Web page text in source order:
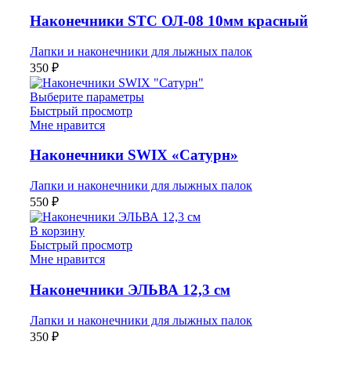
Наконечники STC ОЛ-08 10мм красный
Лапки и наконечники для лыжных палок
350 ₽
Выберите параметры
Быстрый просмотр
Мне нравится
Наконечники SWIX «Сатурн»
Лапки и наконечники для лыжных палок
550 ₽
В корзину
Быстрый просмотр
Мне нравится
Наконечники ЭЛЬВА 12,3 см
Лапки и наконечники для лыжных палок
350 ₽